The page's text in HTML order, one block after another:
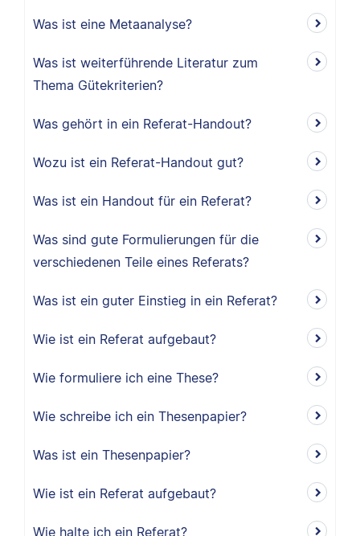
Was ist eine Metaanalyse?
Was ist weiterführende Literatur zum
Thema Gütekriterien?
Was gehört in ein Referat-Handout?
Wozu ist ein Referat-Handout gut?
Was ist ein Handout für ein Referat?
Was sind gute Formulierungen für die
verschiedenen Teile eines Referats?
Was ist ein guter Einstieg in ein Referat?
Wie ist ein Referat aufgebaut?
Wie formuliere ich eine These?
Wie schreibe ich ein Thesenpapier?
Was ist ein Thesenpapier?
Wie ist ein Referat aufgebaut?
Wie halte ich ein Referat?